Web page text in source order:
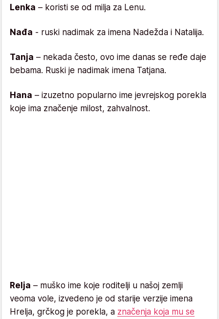
Lenka – koristi se od milja za Lenu.
Nađa - ruski nadimak za imena Nadežda i Natalija.
Tanja – nekada često, ovo ime danas se ređe daje
bebama. Ruski je nadimak imena Tatjana.
Hana – izuzetno popularno ime jevrejskog porekla
koje ima značenje milost, zahvalnost.
Relja – muško ime koje roditelji u našoj zemlji
veoma vole, izvedeno je od starije verzije imena
Hrelja, grčkog je porekla, a značenja koja mu se